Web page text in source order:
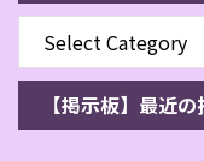
【掲示板】最近